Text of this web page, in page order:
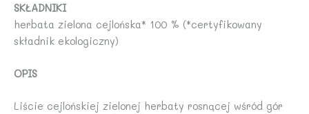
SKŁADNIKI
herbata zielona cejlońska* 100 % (*certyfikowany
składnik ekologiczny)
OPIS
Liście cejlońskiej zielonej herbaty rosnącej wśród gór